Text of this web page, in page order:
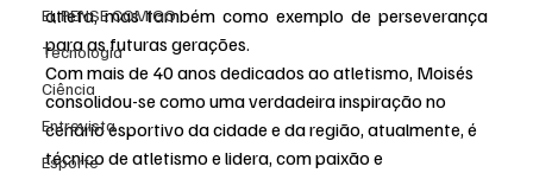
EI, PENSE COMIGO.
Tecnologia
Ciência
Entrevista
Esporte
atleta, mas também como exemplo de perseverança
para as futuras gerações.
Com mais de 40 anos dedicados ao atletismo, Moisés
consolidou-se como uma verdadeira inspiração no
cenário esportivo da cidade e da região, atualmente, é
técnico de atletismo e lidera, com paixão e